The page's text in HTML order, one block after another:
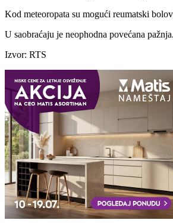
Kod meteoropata su mogući reumatski
U saobraćaju je neophodna povećana pažnja.
Izvor: RTS